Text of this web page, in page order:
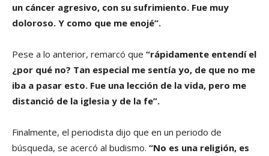
un cáncer agresivo, con su sufrimiento. Fue muy
doloroso. Y como que me enojé”.
Pese a lo anterior, remarcó que “rápidamente entendí el
¿por qué no? Tan especial me sentía yo, de que no me
iba a pasar esto. Fue una lección de la vida, pero me
distanció de la iglesia y de la fe”.
Finalmente, el periodista dijo que en un periodo de
búsqueda, se acercó al budismo. “No es una religión, es